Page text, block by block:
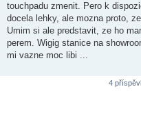
touchpadu zmenit. Pero k
docela lehky, ale mozna proto,
Umim si ale predstavit, ze ho
perem. Wigig stanice na
mi vazne moc libi ...
4